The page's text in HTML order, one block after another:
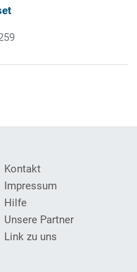
Kontakt
Impressum
Hilfe
Unsere Partner
Link zu uns